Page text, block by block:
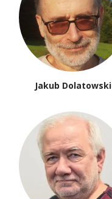
Jakub Dolatowski